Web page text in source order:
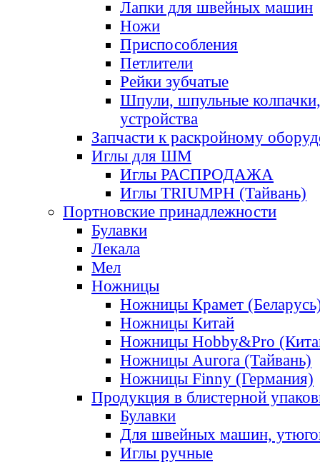
Лапки для швейных машин
Ножи
Приспособления
Петлители
Рейки зубчатые
Шпули, шпульные
устройства
Запчасти к раскройному
Иглы для ШМ
Иглы РАСПРОДАЖА
Иглы TRIUMPH (Тайвань)
Портновские принадлежности
Булавки
Лекала
Мел
Ножницы
Ножницы Крамет
Ножницы Китай
Ножницы Hobby&Pro
Ножницы Aurora (Тайвань)
Ножницы Finny (Германия)
Продукция в блистерной
Булавки
Для швейных машин,
Иглы ручные